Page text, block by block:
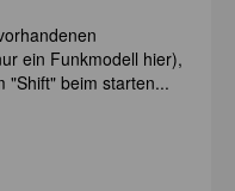
ein Funkmodell hier),
"Shift" beim starten...